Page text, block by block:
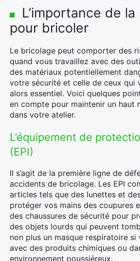
L’importance de
pour bricoler
Le bricolage peut comporter des
quand vous travaillez avec des
des matériaux potentiellement
votre sécurité et celle de ceux qui
alors essentiel. Voici quelques
en compte pour maintenir un haut
dans votre atelier.
L’équipement de
(EPI)
Il s’agit de la première ligne de
accidents de bricolage. Les EPI
articles tels que des lunettes et
protéger vos mains des coupures
des chaussures de sécurité pour
des objets lourds qui peuvent
non plus un masque respiratoire si
avec des produits chimiques ou
environnement poussiéreux.